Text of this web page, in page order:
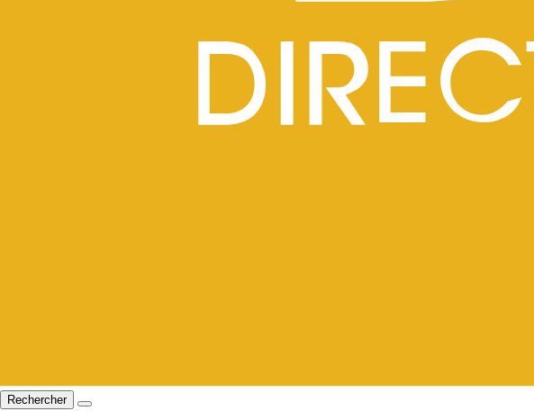
Rechercher